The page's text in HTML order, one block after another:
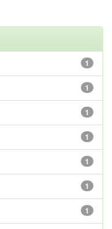
1
1
1
1
1
1
1